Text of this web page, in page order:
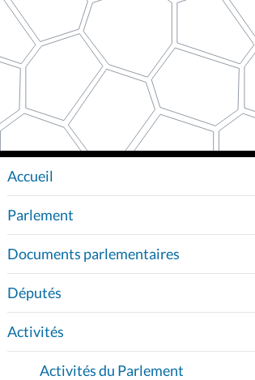
N
A
V
I
G
A
T
I
O
Accueil
Parlement
Documents parlementaires
Députés
Activités
Activités du Parlement